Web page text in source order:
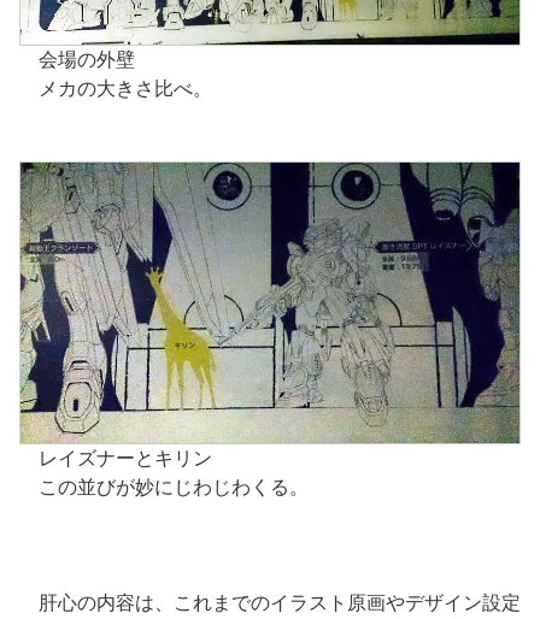
会場の外壁
メカの大きさ比べ。
レイズナーとキリン
この並びが妙にじわじわくる。
肝心の内容は、これまでのイラスト原画やデザイン設定